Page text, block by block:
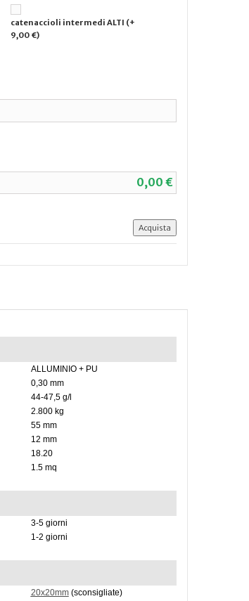
catenaccioli intermedi ALTI (+
9,00 €)
0,00 €
ALLUMINIO + PU
0,30 mm
44-47,5 g/l
2.800 kg
55 mm
12 mm
18.20
1.5 mq
3-5 giorni
1-2 giorni
20x20mm(sconsigliate)